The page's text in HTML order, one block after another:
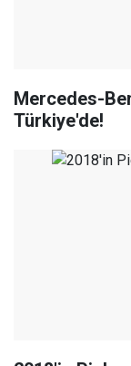
Mercedes-
Türkiye'de!